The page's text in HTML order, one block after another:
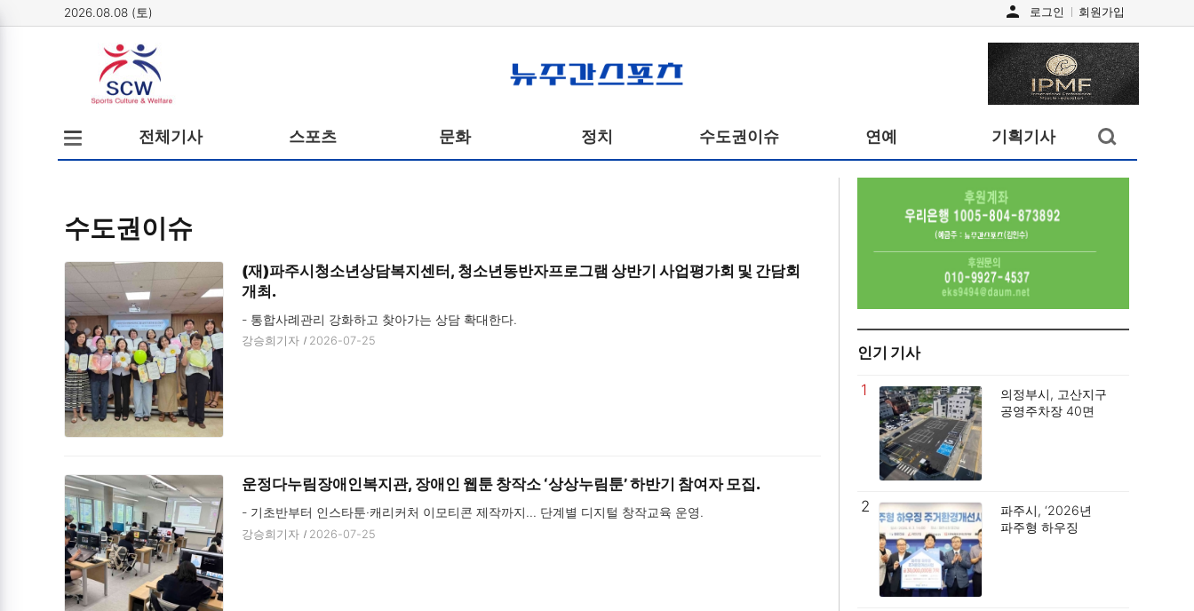
2026.08.08 (토) person 로그인 회원가입
뉴주간스포츠
전체메뉴
열기/
닫기
전체기사 스포츠 문화 정치 수도권이슈 연예 기획기사 검색창
열기/
닫기
뉴
수도권이슈
(재)파주시청소년상담복지센터, 청소년동반자프로그램 상반기 사업평가회 및 간담회
개최.
- 통합사례관리 강화하고 찾아가는 상담 확대한다.
강승희기자 2026-07-25
운정다누림장애인복지관, 장애인 웹툰 창작소 ‘상상누림툰’ 하반기 참여자 모집.
- 기초반부터 인스타툰·캐리커처 이모티콘 제작까지… 단계별 디지털 창작교육 운영.
강승희기자 2026-07-25
인기 기사
1
의정부시, 고산지구
공영주차장 40면
2
파주시, ‘2026년
파주형 하우징